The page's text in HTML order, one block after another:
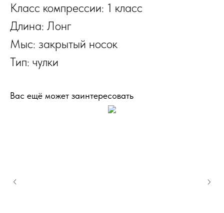
Класс компрессии: 1 класс
Длина: Лонг
Мыс: закрытый носок
Тип: чулки
Вас ещё может заинтересовать